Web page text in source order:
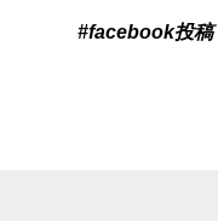
#facebook投稿